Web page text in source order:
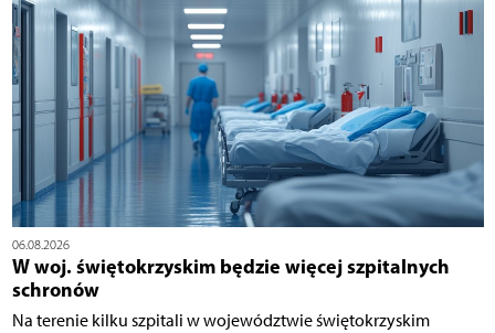
06.08.2026
W woj. świętokrzyskim będzie więcej szpitalnych
schronów
Na terenie kilku szpitali w województwie świętokrzyskim